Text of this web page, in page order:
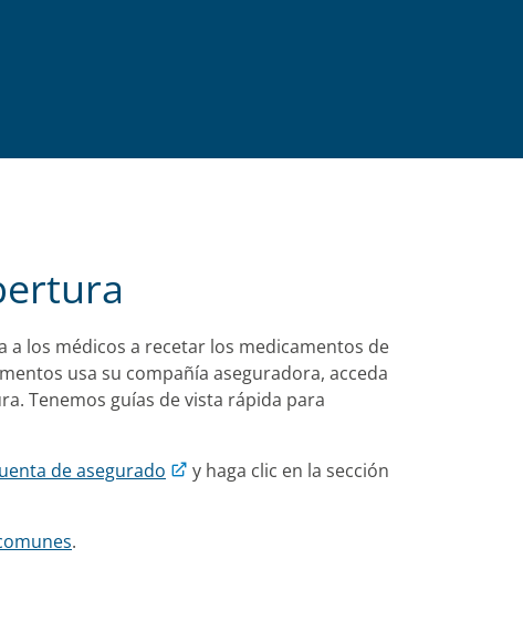
a los médicos a recetar los medicamentos de
usa su compañía aseguradora, acceda
Tenemos guías de vista rápida para
de asegurado
y haga clic en la sección
.